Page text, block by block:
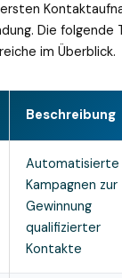
Die folgende
im Überblick.
Beschreibung
Automatisierte
Kampagnen zur
Gewinnung
qualifizierter
Kontakte